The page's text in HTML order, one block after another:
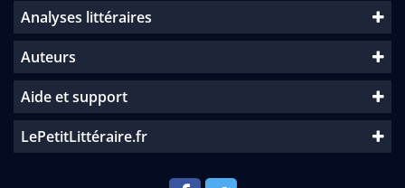
Analyses littéraires
Auteurs
Aide et support
LePetitLittéraire.fr